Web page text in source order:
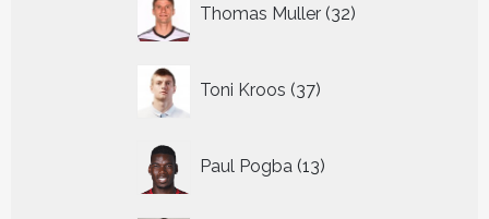
Thomas Muller 32
producten
Toni Kroos 37
producten
Paul Pogba 13
producten